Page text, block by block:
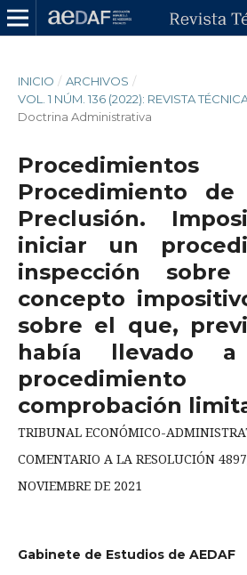
INICIO / ARCHIVOS /
VOL. 1 NÚM. 136 (2022): REVISTA
Doctrina Administrativa
Procedimientos
Procedimiento de
Preclusión.
iniciar un
inspección
concepto
sobre el que,
había llevado
comprobación
TRIBUNAL ECONÓMICO-
COMENTARIO A LA RESOLUCIÓN
NOVIEMBRE DE 2021
Gabinete de Estudios de AEDAF